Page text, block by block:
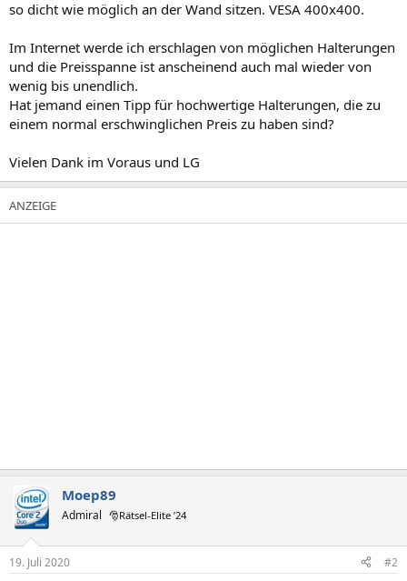
so dicht wie möglich an der Wand sitzen. VESA 400x400.
Im Internet werde ich erschlagen von möglichen Halterungen
und die Preisspanne ist anscheinend auch mal wieder von
wenig bis unendlich.
Hat jemand einen Tipp für hochwertige Halterungen, die zu
einem normal erschwinglichen Preis zu haben sind?
Vielen Dank im Voraus und LG
Moep89
Admiral 🎅Rätsel-Elite ’24
19. Juli 2020 #2